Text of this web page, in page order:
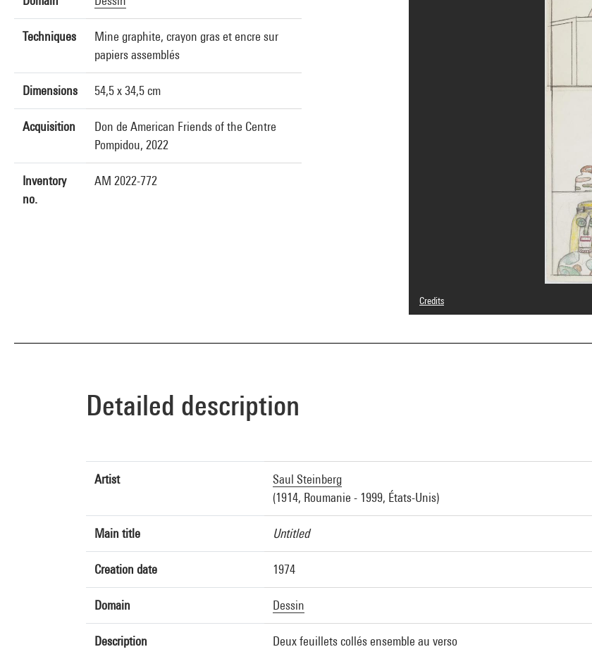
Techniques
Mine graphite, crayon gras et encre sur
papiers assemblés
Dimensions 54,5 x 34,5 cm
Acquisition
Don de American Friends of the Centre
Pompidou, 2022
Inventory
no.
AM 2022-772
Credits
© The Saul Steinberg Foundation / Adagp, Paris
Image reference : 4N85690
Detailed description
Artist
Saul Steinberg
(1914, Roumanie - 1999, États-Unis)
Main title Untitled
Creation date 1974
Domain Dessin
Description Deux feuillets collés ensemble au verso